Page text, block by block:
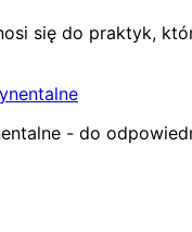
się do praktyk,
- do